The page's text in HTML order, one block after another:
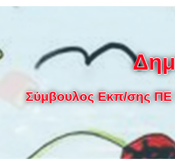
Σύμβουλος Εκπ/σης ΠΕ